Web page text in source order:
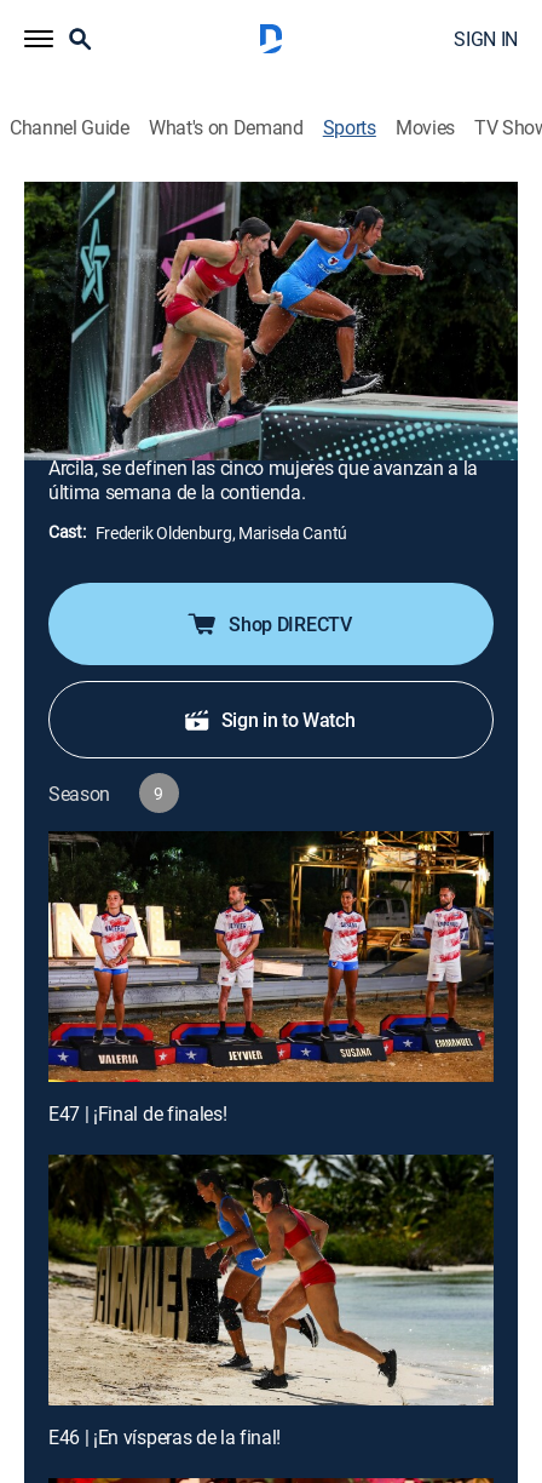
SIGN IN
Channel Guide What's on Demand Sports Movies TV
Exatlón Estados Unidos: All-Stars
S9 E38 | Exatlón Estados Unidos: All-
Stars
Bienvenidas semifinalistas (2025)
2h 9m TVPG| Action sports, Competition reality |TEL|
Telemundo|2025
Un giro impredecible hace rugir de alegría las arenas
más feroces del planeta. Tras la salida de Isabella
Arcila, se definen las cinco mujeres que avanzan a la
última semana de la contienda.
Cast: Frederik Oldenburg, Marisela Cantú
Shop DIRECTV
Sign in to Watch
Season 9
E47 | ¡Final de finales!
E46 | ¡En vísperas de la final!